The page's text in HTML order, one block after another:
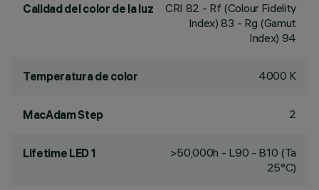
Calidad del color de la luz CRI 82 - Rf (Colour Fidelity
Index) 83 - Rg (Gamut
Index) 94
Temperatura de color 4000 K
MacAdam Step 2
Lifetime LED 1
>50,000h - L90 - B10 (Ta
25°C)